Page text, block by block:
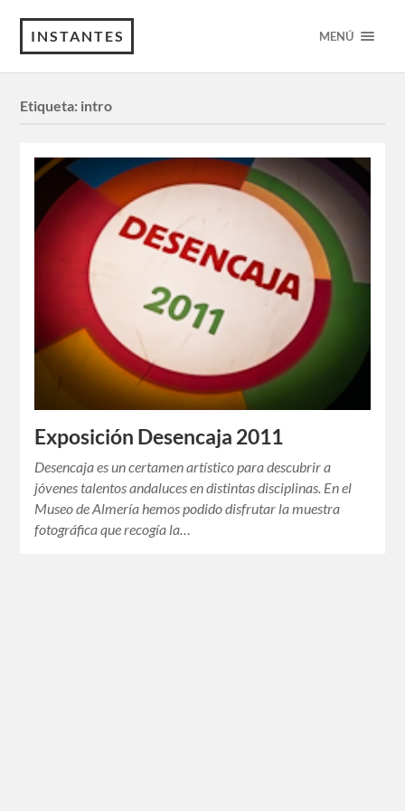
INSTANTES MENÚ
Etiqueta: intro
Exposición Desencaja 2011
Desencaja es un certamen artístico para descubrir a
jóvenes talentos andaluces en distintas disciplinas. En el
Museo de Almería hemos podido disfrutar la muestra
fotográfica que recogía la…